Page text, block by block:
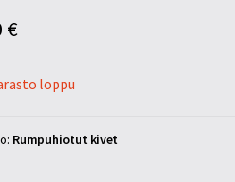
€
loppu
Rumpuhiotut kivet